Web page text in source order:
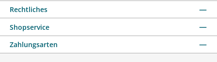
Rechtliches
Shopservice
Zahlungsarten